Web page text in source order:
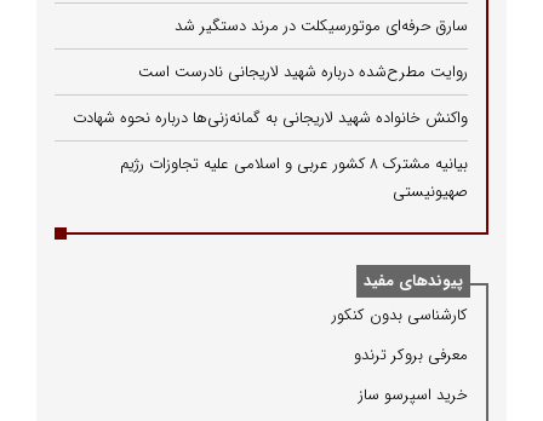
سارق حرفه‌ای موتورسیکلت در مرند دستگیر شد
روایت مطرح‌شده درباره شهید لاریجانی نادرست است
واکنش خانواده شهید لاریجانی به گمانه‌زنی‌ها درباره نحوه شهادت
بیانیه مشترک ۸ کشور عربی و اسلامی علیه تجاوزات رژیم
صهیونیستی
پیوندهای مفید
كارشناسی بدون كنكور
معرفی بروكر ترندو
خرید اسپرسو ساز